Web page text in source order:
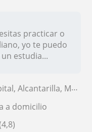
practicar o
yo te puedo
estudia...
Molina de Segura
a domicilio